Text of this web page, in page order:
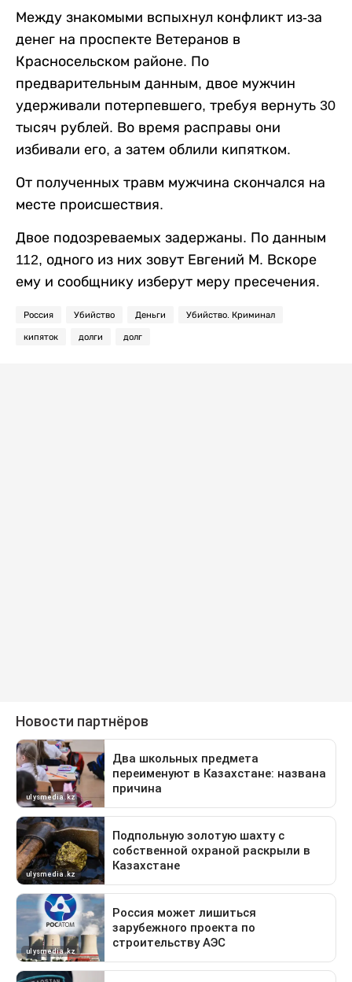
Между знакомыми вспыхнул конфликт из-за
денег на проспекте Ветеранов в
Красносельском районе. По
предварительным данным, двое мужчин
удерживали потерпевшего, требуя вернуть 30
тысяч рублей. Во время расправы они
избивали его, а затем облили кипятком.
От полученных травм мужчина скончался на
месте происшествия.
Двое подозреваемых задержаны. По данным
112, одного из них зовут Евгений М. Вскоре
ему и сообщнику изберут меру пресечения.
Россия Убийство Деньги Убийство. Криминал
кипяток долги долг